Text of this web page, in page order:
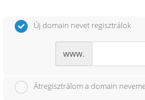
Új domain nevet regisztrálok
www.
Átregisztrálom a domain